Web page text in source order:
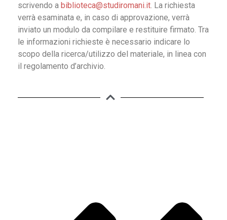
scrivendo a biblioteca@studiromani.it. La richiesta
verrà esaminata e, in caso di approvazione, verrà
inviato un modulo da compilare e restituire firmato. Tra
le informazioni richieste è necessario indicare lo
scopo della ricerca/utilizzo del materiale, in linea con
il regolamento d’archivio.